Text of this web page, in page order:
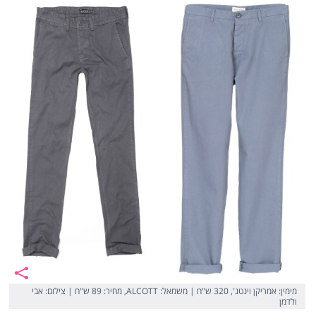
מימין: אמריקן וינטג', 320 ש"ח | משמאל: ALCOTT, מחיר: 89 ש"ח | צילום: אבי
ולדמן